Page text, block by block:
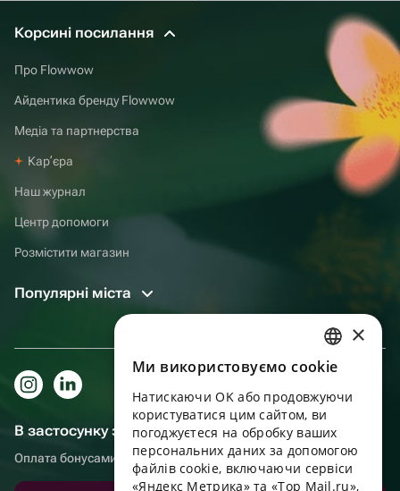
Корсині посилання
Про Flowwow
Айдентика бренду Flowwow
Медіа та партнерства
Карʼєра
Наш журнал
Центр допомоги
Розмістити магазин
Популярні міста
В застосунку зручніше!
Оплата бонусами, самовивіз, зручний чат підтримки
RUSSIAN
ENGLISH
UKRAINIAN
PORTUGUESE
×
Ми використовуємо cookie
Натискаючи OK або продовжуючи
користуватися цим сайтом, ви
погоджуєтеся на обробку ваших
персональних даних за допомогою
файлів cookie, включаючи сервіси
«Яндекс Метрика» та «Top Mail.ru»,